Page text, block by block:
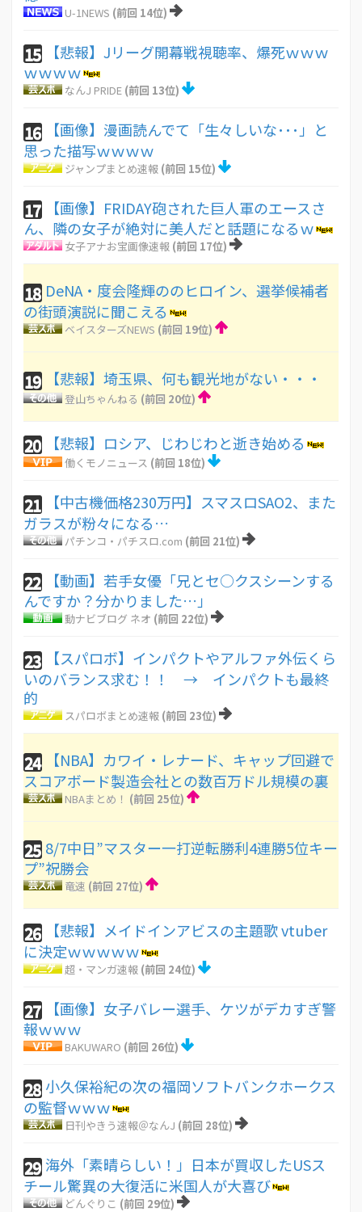
U-1NEWS (前回 14位)
15
【悲報】Jリーグ開幕戦視聴率、爆死ｗｗｗ
ｗｗｗｗ
なんJ PRIDE (前回 13位)
16
【画像】漫画読んでて「生々しいな･･･」と
思った描写ｗｗｗｗ
ジャンプまとめ速報 (前回 15位)
17
【画像】FRIDAY砲された巨人軍のエースさ
ん、隣の女子が絶対に美人だと話題になるｗ
女子アナお宝画像速報 (前回 17位)
18 DeNA・度会隆輝ののヒロイン、選挙候補者
の街頭演説に聞こえる
ベイスターズNEWS (前回 19位)
19 【悲報】埼玉県、何も観光地がない・・・
登山ちゃんねる (前回 20位)
20 【悲報】ロシア、じわじわと逝き始める
働くモノニュース (前回 18位)
21
【中古機価格230万円】スマスロSAO2、また
ガラスが粉々になる…
パチンコ・パチスロ.com (前回 21位)
22
【動画】若手女優「兄とセ○クスシーンする
んですか？分かりました…」
動ナビブログ ネオ (前回 22位)
23
【スパロボ】インパクトやアルファ外伝くら
いのバランス求む！！ → インパクトも最終
的
スパロボまとめ速報 (前回 23位)
24
【NBA】カワイ・レナード、キャップ回避で
スコアボード製造会社との数百万ドル規模の裏
NBAまとめ！ (前回 25位)
25 8/7中日”マスター一打逆転勝利4連勝5位キー
プ”祝勝会
竜速 (前回 27位)
26
【悲報】メイドインアビスの主題歌 vtuber
に決定ｗｗｗｗｗ
超・マンガ速報 (前回 24位)
27
【画像】女子バレー選手、ケツがデカすぎ警
報ｗｗｗ
BAKUWARO (前回 26位)
28 小久保裕紀の次の福岡ソフトバンクホークス
の監督ｗｗｗ
日刊やきう速報＠なんJ (前回 28位)
29 海外「素晴らしい！」日本が買収したUSス
チール驚異の大復活に米国人が大喜び
どんぐりこ (前回 29位)